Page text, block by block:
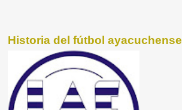
Historia del fútbol ayacuchense